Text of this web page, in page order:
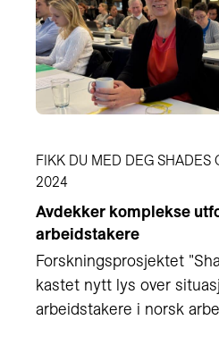
FIKK DU MED DEG SHADES
2024
Avdekker komplekse
arbeidstakere
Forskningsprosjektet
kastet nytt lys over
arbeidstakere i norsk